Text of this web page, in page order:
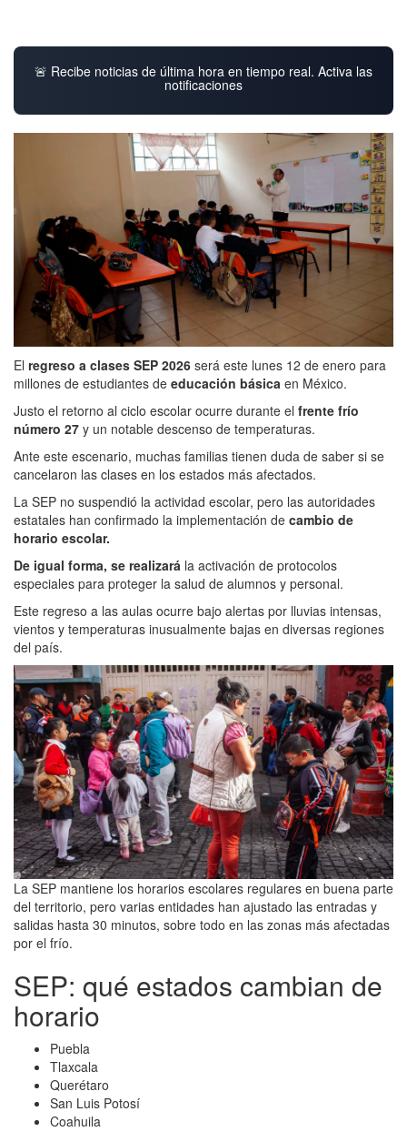
🚨 Recibe noticias de última hora en tiempo real. Activa las
notificaciones
El regreso a clases SEP 2026 será este lunes 12 de enero para
millones de estudiantes de educación básica en México.
Justo el retorno al ciclo escolar ocurre durante el frente frío
número 27 y un notable descenso de temperaturas.
Ante este escenario, muchas familias tienen duda de saber si se
cancelaron las clases en los estados más afectados.
La SEP no suspendió la actividad escolar, pero las autoridades
estatales han confirmado la implementación de cambio de
horario escolar.
De igual forma, se realizará la activación de protocolos
especiales para proteger la salud de alumnos y personal.
Este regreso a las aulas ocurre bajo alertas por lluvias intensas,
vientos y temperaturas inusualmente bajas en diversas regiones
del país.
La SEP mantiene los horarios escolares regulares en buena parte
del territorio, pero varias entidades han ajustado las entradas y
salidas hasta 30 minutos, sobre todo en las zonas más afectadas
por el frío.
SEP: qué estados cambian de
horario
Puebla
Tlaxcala
Querétaro
San Luis Potosí
Coahuila